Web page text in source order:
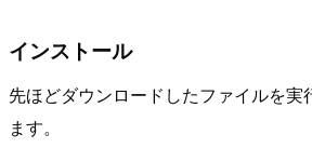
インストール
先ほどダウンロードしたファイルを実
ます。